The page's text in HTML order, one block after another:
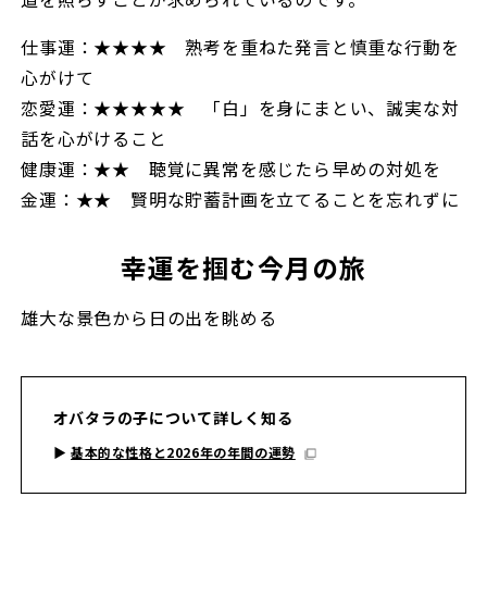
仕事運：★★★★ 熟考を重ねた発言と慎重な行動を
心がけて
恋愛運：★★★★★ 「白」を身にまとい、誠実な対
話を心がけること
健康運：★★ 聴覚に異常を感じたら早めの対処を
金運：★★ 賢明な貯蓄計画を立てることを忘れずに
幸運を掴む今月の旅
雄大な景色から日の出を眺める
オバタラの子について詳しく知る
▶︎ 基本的な性格と2026年の年間の運勢